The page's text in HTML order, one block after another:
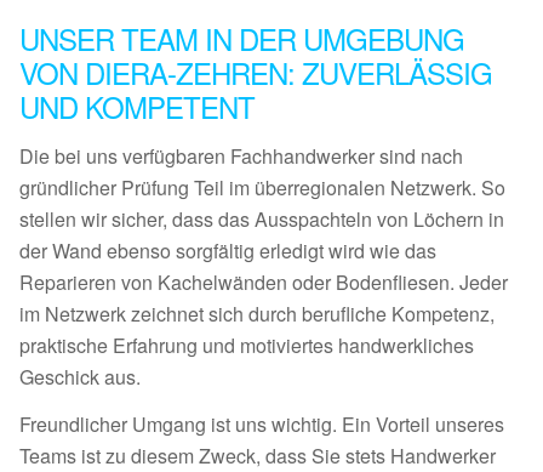
UNSER TEAM IN DER UMGEBUNG
VON DIERA-ZEHREN: ZUVERLÄSSIG
UND KOMPETENT
Die bei uns verfügbaren Fachhandwerker sind nach
gründlicher Prüfung Teil im überregionalen Netzwerk. So
stellen wir sicher, dass das Ausspachteln von Löchern in
der Wand ebenso sorgfältig erledigt wird wie das
Reparieren von Kachelwänden oder Bodenfliesen. Jeder
im Netzwerk zeichnet sich durch berufliche Kompetenz,
praktische Erfahrung und motiviertes handwerkliches
Geschick aus.
Freundlicher Umgang ist uns wichtig. Ein Vorteil unseres
Teams ist zu diesem Zweck, dass Sie stets Handwerker